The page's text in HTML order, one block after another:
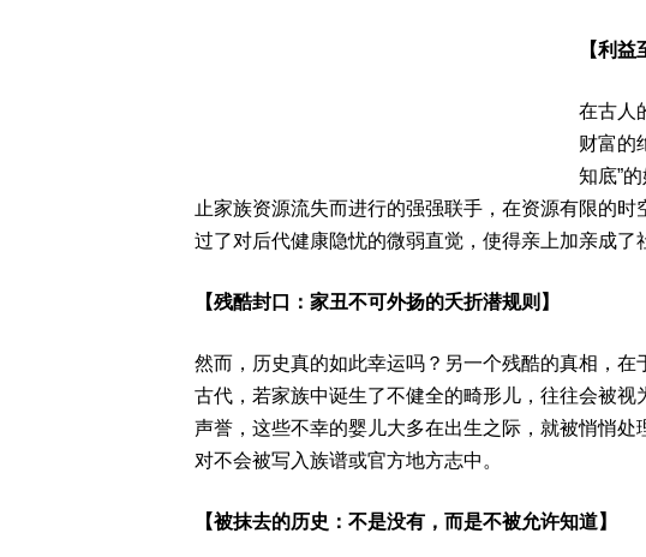
【利
在古人
财富的
知底”
止家族资源流失而进行的强强联手，在资源有限的
过了对后代健康隐忧的微弱直觉，使得亲上加亲成了
【残酷封口：家丑不可外扬的夭折潜规则】
然而，历史真的如此幸运吗？另一个残酷的真相，在
古代，若家族中诞生了不健全的畸形儿，往往会被
声誉，这些不幸的婴儿大多在出生之际，就被悄悄
对不会被写入族谱或官方地方志中。
【被抹去的历史：不是没有，而是不被允许知道】